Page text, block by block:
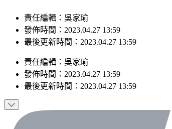
責任編輯：吳家瑜
發佈時間：2023.04.27 13:59
最後更新時間：2023.04.27 13:59
責任編輯 ： 吳家瑜
發佈時間： 2023.04.27 13:59
最後更新時間： 2023.04.27 13:59